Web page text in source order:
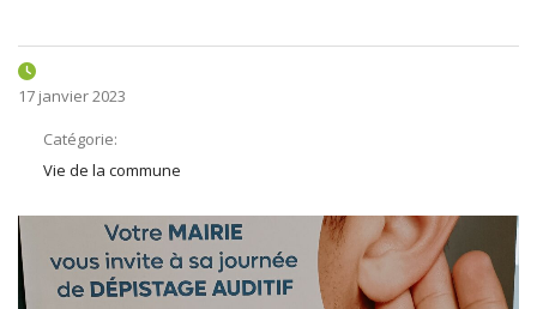
17 janvier 2023
Catégorie:
Vie de la commune